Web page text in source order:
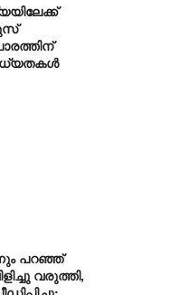
പറഞ്ഞ്
വരുത്തി,